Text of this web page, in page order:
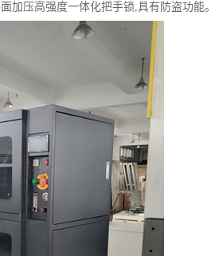
加压高强度一体化把手锁,具有防盗功能。